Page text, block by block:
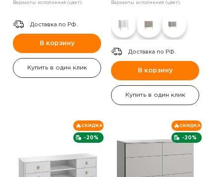
Варианты исполнения (цвет):
Доставка по РФ.
В корзину
Купить в один клик
Варианты исполнения (цвет):
Доставка по РФ.
В корзину
Купить в один клик
-20%
СКИДКА
-20%
СКИДКА